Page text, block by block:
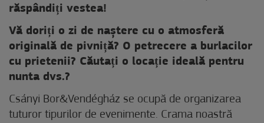
răspândiți vestea!
Vă doriți o zi de naștere cu o atmosferă
originală de pivniță? O petrecere a burlacilor
cu prietenii? Căutați o locație ideală pentru
nunta dvs.?
Csányi Bor&Vendégház se ocupă de organizarea
tuturor tipurilor de evenimente. Crama noastră